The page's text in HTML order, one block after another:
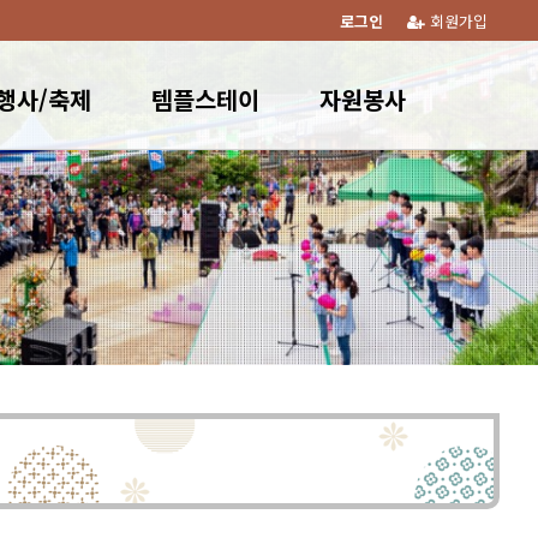
회원가입
로그인
사/축제 템플스테이 자원봉사